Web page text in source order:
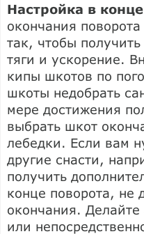
Настройка в
окончания
так, чтобы
тяги и ускорение.
кипы шкотов по
шкоты недобрать
мере достижения
выбрать шкот
лебедки. Если вам
другие снасти,
получить
конце поворота, не
окончания. Делайте
или